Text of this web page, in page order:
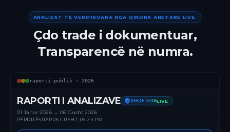
ANALIZAT TË VERIFIKUARA NGA QINDRA ANETARE LIVE.
Çdo trade i dokumentuar,
Transparencë në numra.
raporti-publik · 2026
RAPORTI I ANALIZAVE VERIFIED LIVE
01 Janar 2026 → 06 Gusht 2026
PËRDITËSUAR06 GUSHT, 09:24 PM